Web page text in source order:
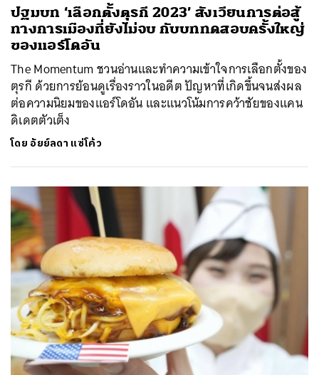
ปฐมบท ‘เลือกตั้งตุรกี 2023’ สังเวียนการต่อสู้
ทางการเมืองที่ยังไม่จบ กับบททดสอบครั้งใหญ่
ของแอร์โดอัน
The Momentum ชวนอ่านและทำความเข้าใจการเลือกตั้งของ
ตุรกี ด้วยการย้อนดูเรื่องราวในอดีต ปัญหาที่เกิดขึ้นจนส่งผล
ต่อความนิยมของแอร์โดอัน และแนวโน้มการคว้าชัยของแคน
ดิเดตตัวเต็ง
โดย อัยย์ลดา แซ่โค้ว